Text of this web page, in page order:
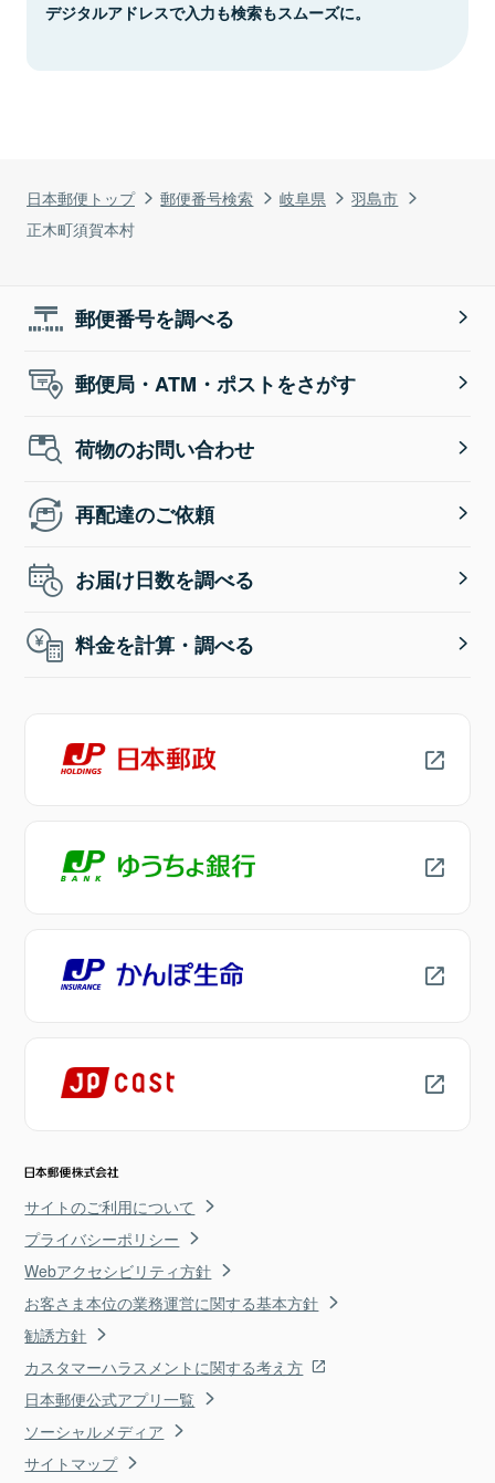
日本郵便トップ 郵便番号検索 岐阜県
羽島市
正木町須賀本村
デジタルアドレスで入力も検索もスムーズに。
郵便番号を調べる
郵便局・ATM・ポストをさがす
荷物のお問い合わせ
再配達のご依頼
お届け日数を調べる
料金を計算・調べる
サイトのご利用について
プライバシーポリシー
Webアクセシビリティ方針
お客さま本位の業務運営に関する基本方針
勧誘方針
カスタマーハラスメントに関する考え方
日本郵便公式アプリ一覧
ソーシャルメディア
サイトマップ